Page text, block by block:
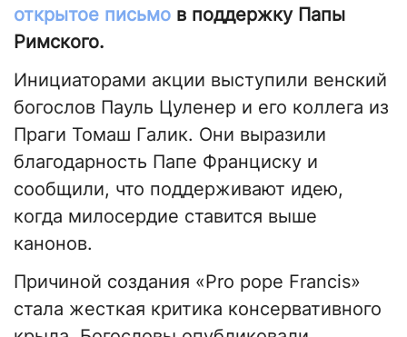
открытое письмо в поддержку Папы
Римского.
Инициаторами акции выступили венский
богослов Пауль Цуленер и его коллега из
Праги Томаш Галик. Они выразили
благодарность Папе Франциску и
сообщили, что поддерживают идею,
когда милосердие ставится выше
канонов.
Причиной создания «Pro pope Francis»
стала жесткая критика консервативного